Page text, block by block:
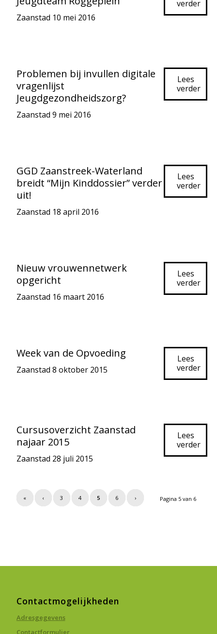
Zaanstad 10 mei 2016
verder
Problemen bij invullen digitale
vragenlijst
Jeugdgezondheidszorg?
Zaanstad 9 mei 2016
Lees
verder
GGD Zaanstreek-Waterland
breidt “Mijn Kinddossier” verder
uit!
Zaanstad 18 april 2016
Lees
verder
Nieuw vrouwennetwerk
opgericht
Zaanstad 16 maart 2016
Lees
verder
Week van de Opvoeding
Zaanstad 8 oktober 2015
Lees
verder
Cursusoverzicht Zaanstad
najaar 2015
Zaanstad 28 juli 2015
Lees
verder
Pagina 5 van 6
« ‹ 3 4 5 6 ›
Contactmogelijkheden
Adresgegevens
Contactformulier